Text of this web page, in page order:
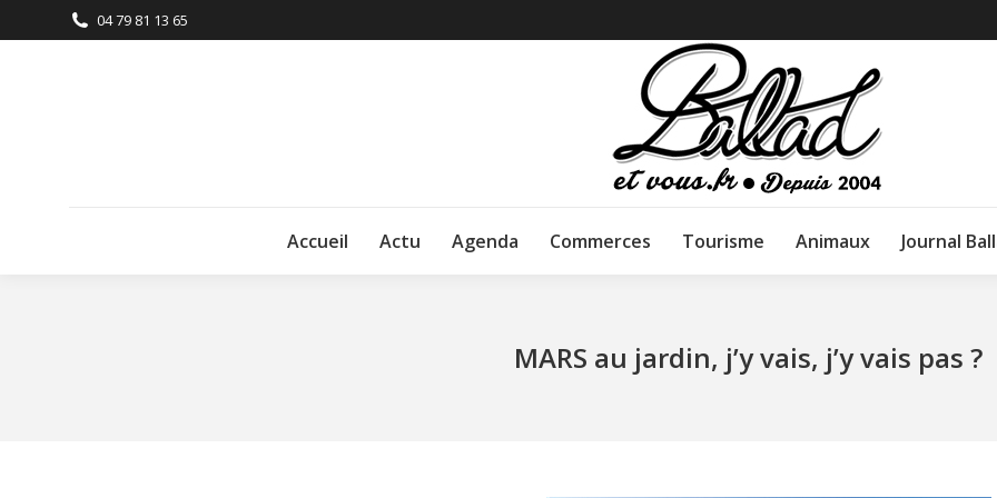
04 79 81 13 65
Accueil Actu Agenda Commerces Tourisme Animaux Journal
MARS au jardin, j’y vais, j’y vais pas ?